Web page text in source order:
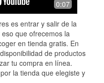
0:07
es entrar y salir de la
que ofrecemos la
en tienda gratis. En
de productos
tu compra en línea.
la tienda que elegiste y